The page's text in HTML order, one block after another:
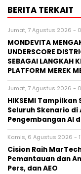
BERITA TERKAIT
Jumat, 7 Agustus 2026 -
MONDEVITA
UNDERSCORE
SEBAGAI LANGKAH
PLATFORM MEREK
Jumat, 7 Agustus 2026 -
HIKSEMI
Seluruh Skenario di
Pengembangan AI
Kamis, 6 Agustus 2026 -
Cision Raih
Pemantauan dan
Pers, dan AEO